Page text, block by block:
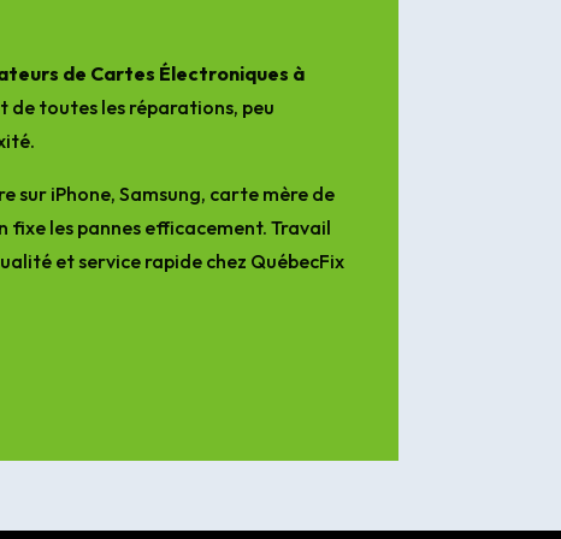
de Cartes Électroniques à
de toutes les réparations, peu
sur iPhone, Samsung, carte mère de
fixe les pannes efficacement. Travail
et service rapide chez QuébecFix